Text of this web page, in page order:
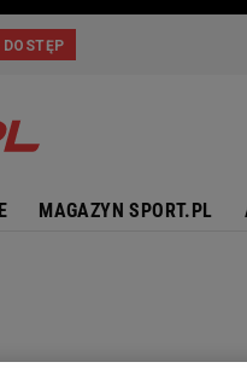
MAGAZYN SPORT.PL